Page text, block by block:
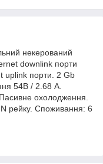
некерований
downlink порти
uplink порти. 2 Gb
54В / 2.68 А.
охолодження.
рейку. Споживання: 6